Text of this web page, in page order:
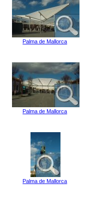
Palma de Mallorca
Palma de Mallorca
Palma de Mallorca